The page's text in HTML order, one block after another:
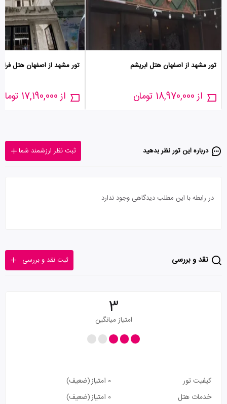
تور مشهد از اصفهان هتل ابریشم
از 18,970,000 تومان
تور مشهد از اصفهان هتل فراز
از 17,190,000 تومان
درباره این تور‌ نظر بدهید ثبت نظر ارزشمند شما
در رابطه با این مطلب دیدگاهی وجود ندارد
نقد و بررسی ثبت نقد و بررسی
3
امتیاز میانگین
کیفیت تور 0 امتیاز
(ضعیف)
خدمات هتل
0 امتیاز
(ضعیف)